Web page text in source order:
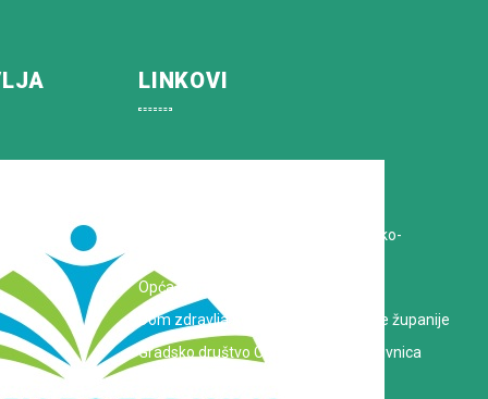
LINKOVI
Zavod za javno zdravstvo Koprivničko-
Opća bolnica dr. Tomislav Bardek
Dom zdravlja Koprivničko-križevačke županije
Gradsko društvo Crvenog križa Koprivnica